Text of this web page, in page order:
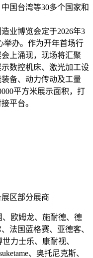
国台湾等30多个国家和
业博览会定于2026年3
举办。作为开年首场行
上涌现，现场将汇聚
数控机床、激光加工设
备、动力传动及工量
平方米展示面积，打
平台。
区部分展商
欧姆龙、施耐德、德
法国蓝格赛、亚德客、
力士乐、康耐视、
、奥托尼克斯、